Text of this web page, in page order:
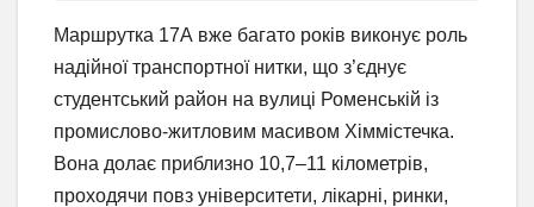
Маршрутка 17А вже багато років виконує роль
надійної транспортної нитки, що з’єднує
студентський район на вулиці Роменській із
промислово-житловим масивом Хіммістечка.
Вона долає приблизно 10,7–11 кілометрів,
проходячи повз університети, лікарні, ринки,